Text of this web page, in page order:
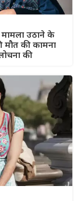
मामला उठाने के
की कामना
की